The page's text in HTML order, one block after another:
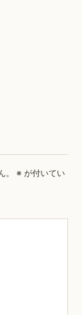
※ が付いてい